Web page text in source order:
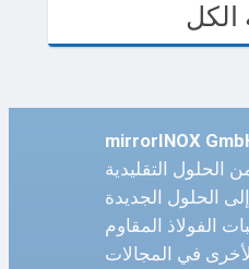
الكل
mirrorINOX
التقليدية
الحلول الجديدة
الفولاذ المقاوم
في المجالات